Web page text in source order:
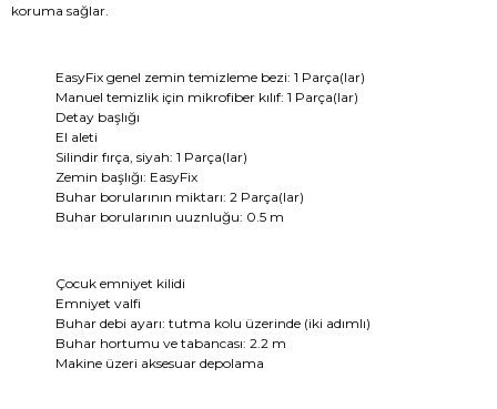
koruma sağlar.
EasyFix genel zemin temizleme bezi: 1 Parça(lar)
Manuel temizlik için mikrofiber kılıf: 1 Parça(lar)
Detay başlığı
El aleti
Silindir fırça, siyah: 1 Parça(lar)
Zemin başlığı: EasyFix
Buhar borularının miktarı: 2 Parça(lar)
Buhar borularının uuznluğu: 0.5 m
Çocuk emniyet kilidi
Emniyet valfi
Buhar debi ayarı: tutma kolu üzerinde (iki adımlı)
Buhar hortumu ve tabancası: 2.2 m
Makine üzeri aksesuar depolama